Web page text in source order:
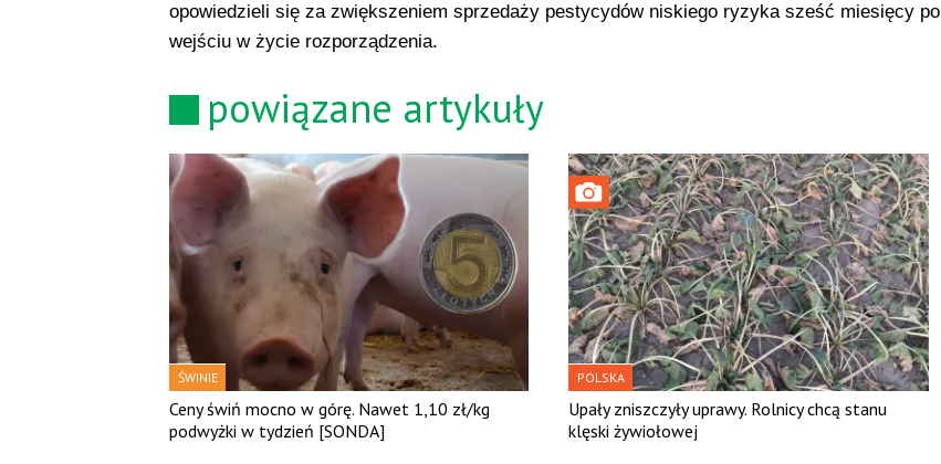
opowiedzieli się za zwiększeniem sprzedaży pestycydów niskiego ryzyka sześć miesięcy po
wejściu w życie rozporządzenia.
powiązane artykuły
ŚWINIE
Ceny świń mocno w górę. Nawet 1,10 zł/kg
podwyżki w tydzień [SONDA]
POLSKA
Upały zniszczyły uprawy. Rolnicy chcą stanu
klęski żywiołowej